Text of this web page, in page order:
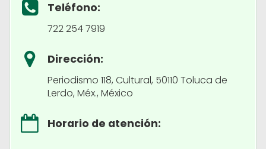
Teléfono:
722 254 7919
Dirección:
Periodismo 118, Cultural, 50110 Toluca de
Lerdo, Méx., México
Horario de atención: